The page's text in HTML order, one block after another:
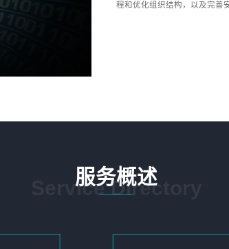
程和优化组织结构，以及完善
服务概述
Service Directory